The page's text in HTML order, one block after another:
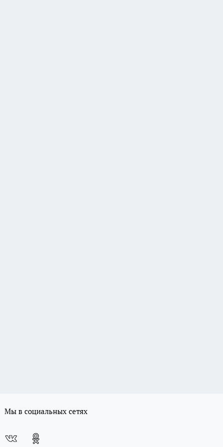
Мы в социальных сетях